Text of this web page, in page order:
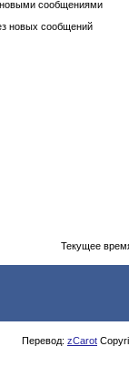
сообщениями
новых сообщений
Текущее
Перевод: zCarot